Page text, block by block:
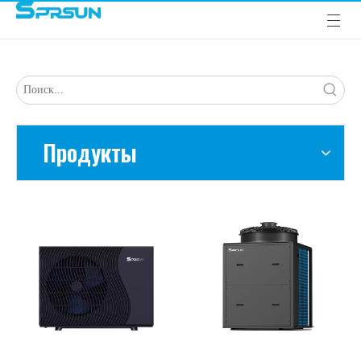
Продукты